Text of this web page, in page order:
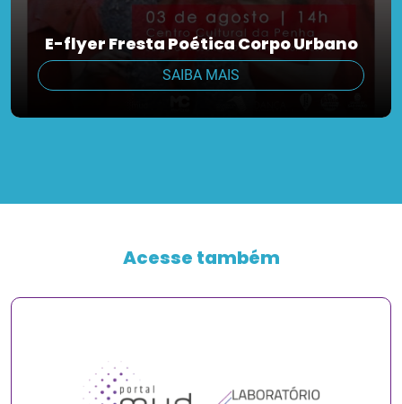
E-flyer Fresta Poética Corpo Urbano
SAIBA MAIS
Acesse também